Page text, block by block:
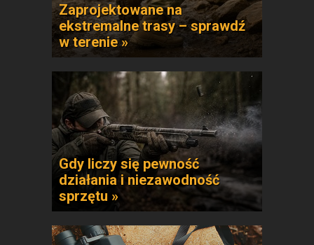
Zaprojektowane na
ekstremalne trasy – sprawdź
w terenie »
Gdy liczy się pewność
działania i niezawodność
sprzętu »